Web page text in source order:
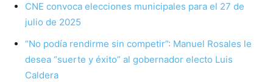
CNE convoca elecciones municipales para el 27 de
julio de 2025
“No podía rendirme sin competir”: Manuel Rosales le
desea “suerte y éxito” al gobernador electo Luis
Caldera